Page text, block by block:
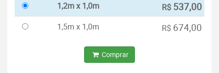
1,2m x 1,0m R$ 537,00
1,5m x 1,0m R$ 674,00
Comprar